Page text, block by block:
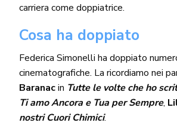
carriera come doppiatrice.
Cosa ha doppiato
Federica Simonelli ha doppiato
cinematografiche. La ricordiamo nei
Baranacin Tutte le volte che ho
Ti amo Ancora e Tua per Sempre,
nostri Cuori Chimici.